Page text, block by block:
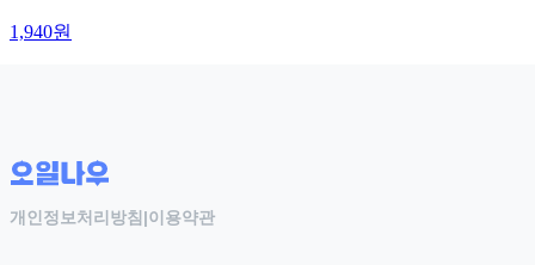
1,940원
개인정보처리방침 |이용약관